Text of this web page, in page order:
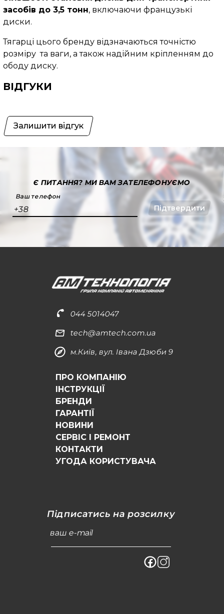
засобів до 3,5 тонн, включаючи французькі
диски.
Тягарці цього бренду відзначаються точністю
розміру та ваги, а також надійним кріпленням до
ободу диску.
ВІДГУКИ
Залишити відгук
Є ПИТАННЯ?МИ ВАМ ЗАТЕЛЕФОНУЄМО
Ваш телефон
+38 Підтвердити
044 5014047
tech@amtech.com.ua
м.Київ, вул. Івана Дзюби 9
ПРО КОМПАНІЮ
ІНСТРУКЦІЇ
БРЕНДИ
ГАРАНТІЇ
НОВИНИ
СЕРВІС І РЕМОНТ
КОНТАКТИ
УГОДА КОРИСТУВАЧА
Підписатись на розсилку
ваш e-mail